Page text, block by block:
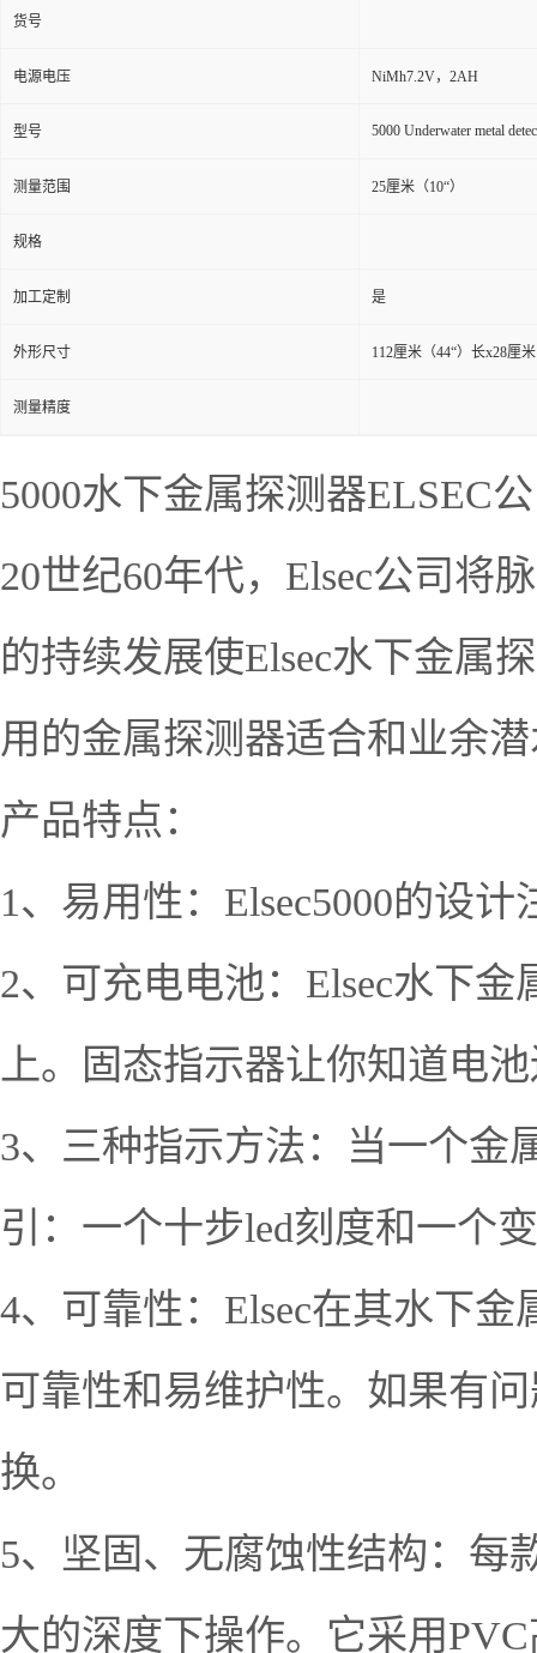
货号
电源电压 NiMh7.2V，2AH
型号 5000 Underwater metal
测量范围 25厘米（10“）
规格
加工定制 是
外形尺寸 112厘米（44“）长x28厘
测量精度
5000水下金属探测器ELSEC
20世纪60年代，Elsec公司将
的持续发展使Elsec水下金属
用的金属探测器适合和业余
产品特点：
1、易用性：Elsec5000的设
2、可充电电池：Elsec水下
上。固态指示器让你知道电
3、三种指示方法：当一个金
引：一个十步led刻度和一个
4、可靠性：Elsec在其水下
可靠性和易维护性。如果有
换。
5、坚固、无腐蚀性结构：每
大的深度下操作。它采用